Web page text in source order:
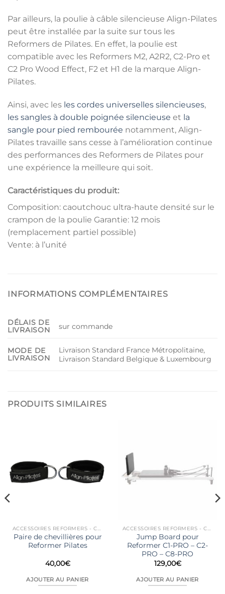
Par ailleurs, la poulie à câble silencieuse Align-Pilates
peut être installée par la suite sur tous les
Reformers de Pilates. En effet, la poulie est
compatible avec les Reformers M2, A2R2, C2-Pro et
C2 Pro Wood Effect, F2 et H1 de la marque Align-
Pilates.
Ainsi, avec les les cordes universelles silencieuses,
les sangles à double poignée silencieuse et la
sangle pour pied rembourée notamment, Align-
Pilates travaille sans cesse à l’amélioration continue
des performances des Reformers de Pilates pour
une expérience la meilleure qui soit.
Caractéristiques du produit:
Composition: caoutchouc ultra-haute densité sur le
crampon de la poulie Garantie: 12 mois
(remplacement partiel possible)
Vente: à l’unité
INFORMATIONS COMPLÉMENTAIRES
DÉLAIS DE
LIVRAISON
sur commande
MODE DE
LIVRAISON
Livraison Standard France Métropolitaine,
Livraison Standard Belgique & Luxembourg
PRODUITS SIMILAIRES
ACCESSOIRES REFORMERS - CHAIRS...
Paire de chevillières pour
Reformer Pilates
40,00€
AJOUTER AU PANIER
ACCESSOIRES REFORMERS - CHAIRS...
Jump Board pour
Reformer C1-PRO – C2-
PRO – C8-PRO
129,00€
AJOUTER AU PANIER